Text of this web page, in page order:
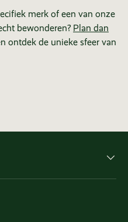
merk of een van onze
bewonderen? Plan dan
ontdek de unieke sfeer van